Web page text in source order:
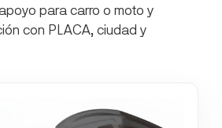
para carro o moto y
con PLACA, ciudad y